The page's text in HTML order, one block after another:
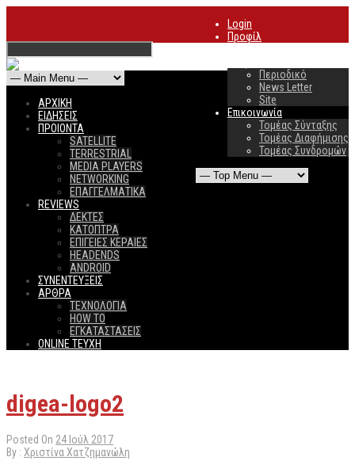
Login
Προφίλ
Περιοδικό
News Letter
Site
Επικοινωνία
Τομέας Σύνταξης
Τομέας Διαφήμισης
Τομέας Συνδρομών
ΑΡΧΙΚΗ
ΕΙΔΗΣΕΙΣ
ΠΡΟΙΟΝΤΑ
SATELLITE
TERRESTRIAL
MEDIA PLAYERS
NETWORKING
ΕΠΑΓΓΕΛΜΑΤΙΚΑ
REVIEWS
ΔΕΚΤΕΣ
ΚΑΤΟΠΤΡΑ
ΕΠΙΓΕΙΕΣ ΚΕΡΑΙΕΣ
HEADENDS
ANDROID
ΣΥΝΕΝΤΕΥΞΕΙΣ
ΑΡΘΡΑ
ΤΕΧΝΟΛΟΓΙΑ
HOW TO
ΕΓΚΑΤΑΣΤΑΣΕΙΣ
ONLINE TEYXH
digea-logo2
Posted On 24 Ιούλ 2017
By : Χριστίνα Χατζημανώλη